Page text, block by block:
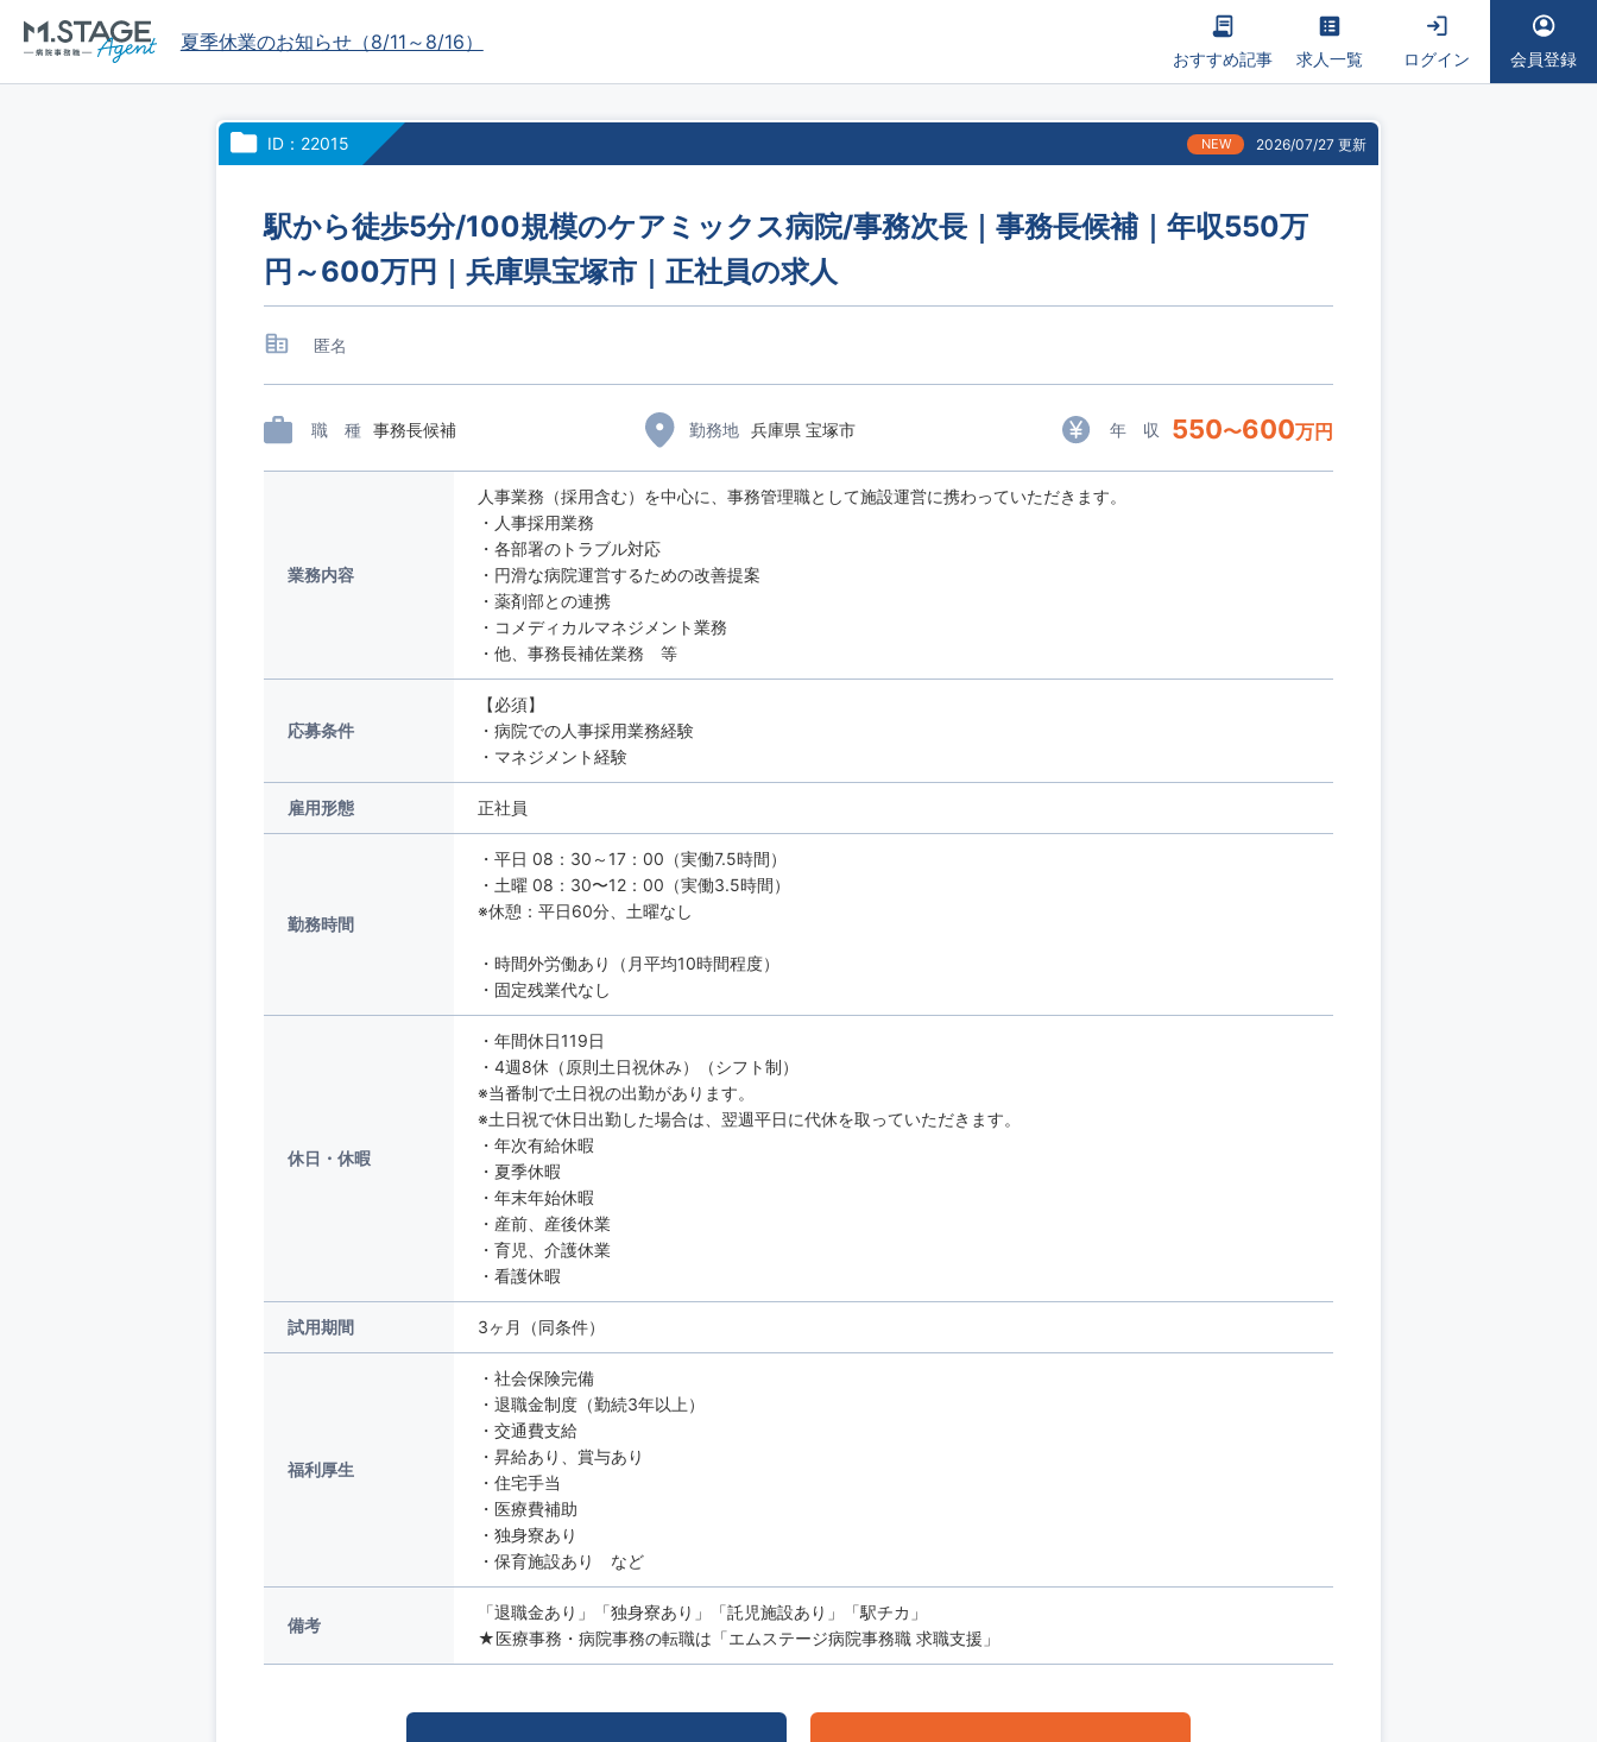
夏季休業のお知らせ（8/11～8/16）
おすすめ記事 求人一覧 ログイン 会員登録
ID：22015 NEW 2026/07/27 更新
駅から徒歩5分/100規模のケアミックス病院/事務次長｜事務長候補｜年収550万
円～600万円｜兵庫県宝塚市｜正社員の求人
匿名
職 種 事務長候補 勤務地 兵庫県 宝塚市 年 収 550〜600万円
業務内容
人事業務（採用含む）を中心に、事務管理職として施設運営に携わっていただきます。
・人事採用業務
・各部署のトラブル対応
・円滑な病院運営するための改善提案
・薬剤部との連携
・コメディカルマネジメント業務
・他、事務長補佐業務 等
応募条件
【必須】
・病院での人事採用業務経験
・マネジメント経験
雇用形態 正社員
勤務時間
・平日 08：30～17：00（実働7.5時間）
・土曜 08：30〜12：00（実働3.5時間）
※休憩：平日60分、土曜なし
・時間外労働あり（月平均10時間程度）
・固定残業代なし
休日・休暇
・年間休日119日
・4週8休（原則土日祝休み）（シフト制）
※当番制で土日祝の出勤があります。
※土日祝で休日出勤した場合は、翌週平日に代休を取っていただきます。
・年次有給休暇
・夏季休暇
・年末年始休暇
・産前、産後休業
・育児、介護休業
・看護休暇
試用期間 3ヶ月（同条件）
福利厚生
・社会保険完備
・退職金制度（勤続3年以上）
・交通費支給
・昇給あり、賞与あり
・住宅手当
・医療費補助
・独身寮あり
・保育施設あり など
備考
「退職金あり」「独身寮あり」「託児施設あり」「駅チカ」
★医療事務・病院事務の転職は「エムステージ病院事務職 求職支援」